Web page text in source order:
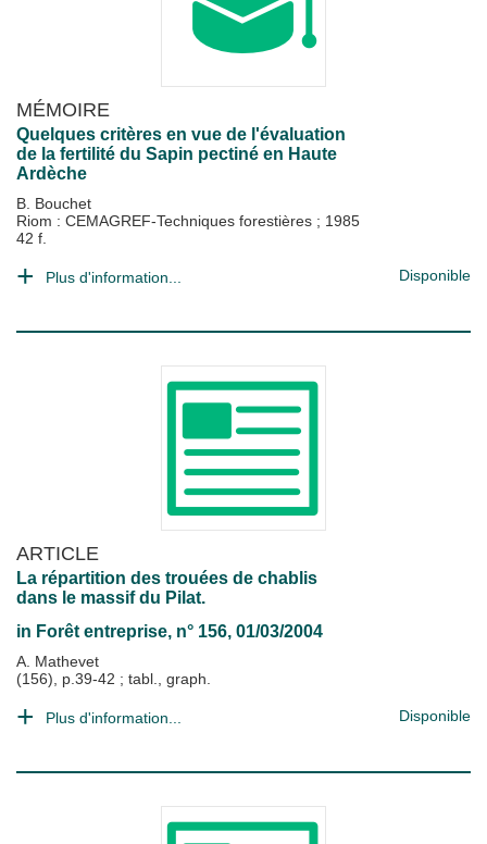
MÉMOIRE
Quelques critères en vue de l'évaluation
de la fertilité du Sapin pectiné en Haute
Ardèche
B. Bouchet
Riom : CEMAGREF-Techniques forestières ; 1985
42 f.
Plus d'information... Disponible
ARTICLE
La répartition des trouées de chablis
dans le massif du Pilat.
in Forêt entreprise, n° 156, 01/03/2004
A. Mathevet
(156), p.39-42 ; tabl., graph.
Plus d'information... Disponible